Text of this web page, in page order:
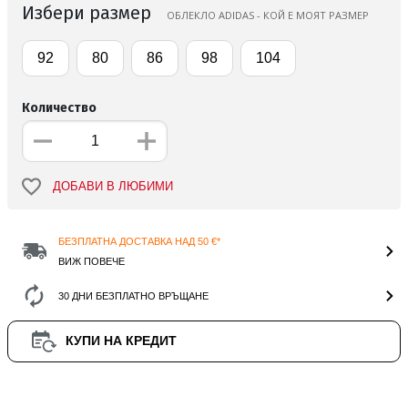
Избери размер ОБЛЕКЛО ADIDAS - КОЙ Е МОЯТ РАЗМЕР
92 80 86 98 104
Количество
ДОБАВИ В ЛЮБИМИ
БЕЗПЛАТНА ДОСТАВКА НАД 50 €*
ВИЖ ПОВЕЧЕ
30 ДНИ БЕЗПЛАТНО ВРЪЩАНЕ
КУПИ НА КРЕДИТ